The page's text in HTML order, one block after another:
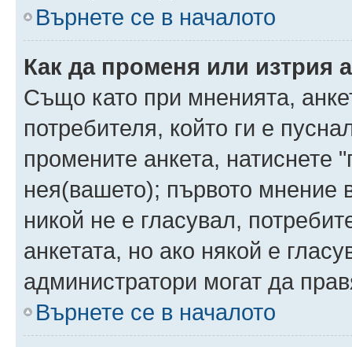
Върнете се в началото
Как да променя или изтрия
Също като при мненията,
потребителя, който ги е
промените анкета, натиснете
нея(вашето); първото мнение
никой не е гласувал,
анкетата, но ако някой е
администратори могат да
Върнете се в началото